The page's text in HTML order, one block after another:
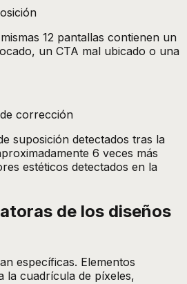
12 pantallas contienen un
un CTA mal ubicado o una
corrección
suposición detectados tras la
6 veces más
estéticos detectados en la
de los diseños
específicas. Elementos
la cuadrícula de píxeles,